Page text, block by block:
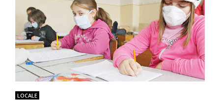
LOCALE